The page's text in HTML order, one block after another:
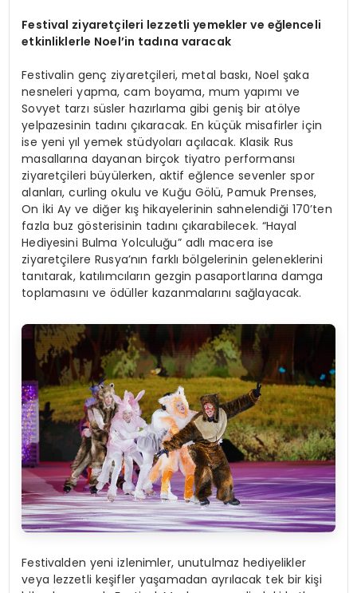
Festival ziyaretçileri lezzetli yemekler ve eğlenceli
etkinliklerle Noel’in tadına varacak
Festivalin genç ziyaretçileri, metal baskı, Noel şaka
nesneleri yapma, cam boyama, mum yapımı ve
Sovyet tarzı süsler hazırlama gibi geniş bir atölye
yelpazesinin tadını çıkaracak. En küçük misafirler için
ise yeni yıl yemek stüdyoları açılacak. Klasik Rus
masallarına dayanan birçok tiyatro performansı
ziyaretçileri büyülerken, aktif eğlence sevenler spor
alanları, curling okulu ve Kuğu Gölü, Pamuk Prenses,
On İki Ay ve diğer kış hikayelerinin sahnelendiği 170’ten
fazla buz gösterisinin tadını çıkarabilecek. “Hayal
Hediyesini Bulma Yolculuğu” adlı macera ise
ziyaretçilere Rusya’nın farklı bölgelerinin geleneklerini
tanıtarak, katılımcıların gezgin pasaportlarına damga
toplamasını ve ödüller kazanmalarını sağlayacak.
Festivalden yeni izlenimler, unutulmaz hediyelikler
veya lezzetli keşifler yaşamadan ayrılacak tek bir kişi